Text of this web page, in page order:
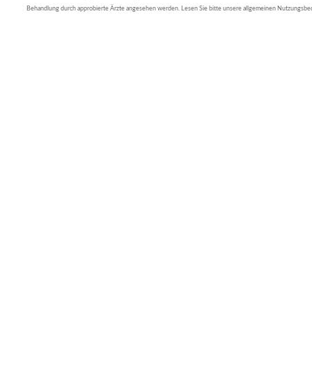
Behandlung durch approbierte Ärzte angesehen werden. Lesen Sie bitte unsere allgemeinen